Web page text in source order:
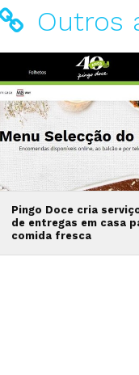
Outros
Pingo Doce cria
de entregas em casa
comida fresca